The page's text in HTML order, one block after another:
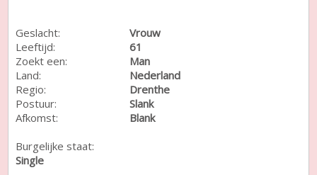
Geslacht:
Vrouw
Leeftijd:
61
Zoekt een:
Man
Land:
Nederland
Regio:
Drenthe
Postuur:
Slank
Afkomst:
Blank
Burgelijke staat:
Single